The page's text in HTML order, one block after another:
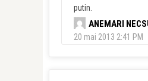
putin.
ANEMARI
20 mai 2013 2:41 PM